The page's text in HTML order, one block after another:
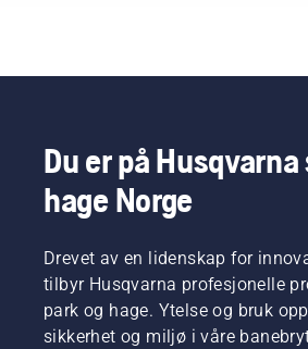
Du er på Husqvarna
hage Norge
Drevet av en lidenskap for
tilbyr Husqvarna profesjonelle
park og hage. Ytelse og bruk
sikkerhet og miljø i våre